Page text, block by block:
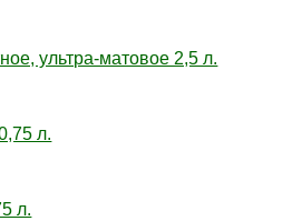
ультра-матовое 2,5 л.
л.
л.